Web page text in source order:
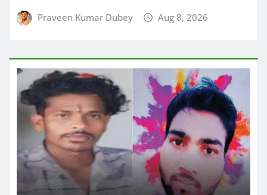
Praveen Kumar Dubey Aug 8, 2026